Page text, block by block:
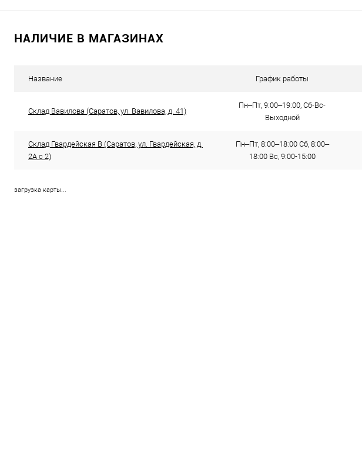
НАЛИЧИЕ В МАГАЗИНАХ
Название График работы
Склад Вавилова (Саратов, ул. Вавилова, д. 41)
Пн–Пт, 9:00–19:00, Сб-Вс-
Выходной
Склад Гвардейская В (Саратов, ул. Гвардейская, д.
2А с 2)
Пн–Пт, 8:00–18:00 Сб, 8:00–
18:00 Вс, 9:00-15:00
загрузка карты...